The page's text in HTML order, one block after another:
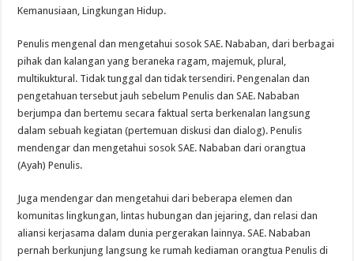
Kemanusiaan, Lingkungan Hidup.
Penulis mengenal dan mengetahui sosok SAE. Nababan, dari berbagai
pihak dan kalangan yang beraneka ragam, majemuk, plural,
multikuktural. Tidak tunggal dan tidak tersendiri. Pengenalan dan
pengetahuan tersebut jauh sebelum Penulis dan SAE. Nababan
berjumpa dan bertemu secara faktual serta berkenalan langsung
dalam sebuah kegiatan (pertemuan diskusi dan dialog). Penulis
mendengar dan mengetahui sosok SAE. Nababan dari orangtua
(Ayah) Penulis.
Juga mendengar dan mengetahui dari beberapa elemen dan
komunitas lingkungan, lintas hubungan dan jejaring, dan relasi dan
aliansi kerjasama dalam dunia pergerakan lainnya. SAE. Nababan
pernah berkunjung langsung ke rumah kediaman orangtua Penulis di